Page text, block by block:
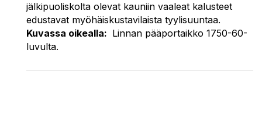
jälkipuoliskolta olevat kauniin vaaleat kalusteet
edustavat myöhäiskustavilaista tyylisuuntaa.
Kuvassa oikealla: Linnan pääportaikko 1750-60-
luvulta.